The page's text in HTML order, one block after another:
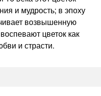
и мудрость; в эпоху
возвышенную
цветок как
и страсти.